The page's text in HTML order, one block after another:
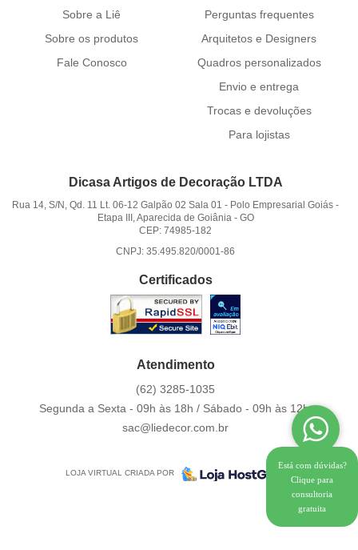
Sobre a Liê
Sobre os produtos
Fale Conosco
Perguntas frequentes
Arquitetos e Designers
Quadros personalizados
Envio e entrega
Trocas e devoluções
Para lojistas
Dicasa Artigos de Decoração LTDA
Rua 14, S/N, Qd. 11 Lt. 06-12 Galpão 02 Sala 01 - Polo Empresarial Goiás -
Etapa III, Aparecida de Goiânia - GO
CEP: 74985-182
CNPJ: 35.495.820/0001-86
Certificados
Atendimento
(62) 3285-1035
Segunda a Sexta - 09h às 18h / Sábado - 09h às 12h.
sac@liedecor.com.br
LOJA VIRTUAL CRIADA POR
Está com dúvidas?
Clique para
consultoria
gratuita